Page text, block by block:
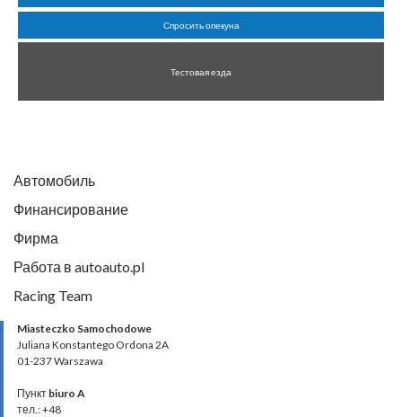
Спросить опекуна
Тестовая езда
Автомобиль
Финансирование
Фирма
Работа в autoauto.pl
Racing Team
Miasteczko Samochodowe
Juliana Konstantego Ordona 2A
01-237 Warszawa
Пункт biuro A
тел.: +48